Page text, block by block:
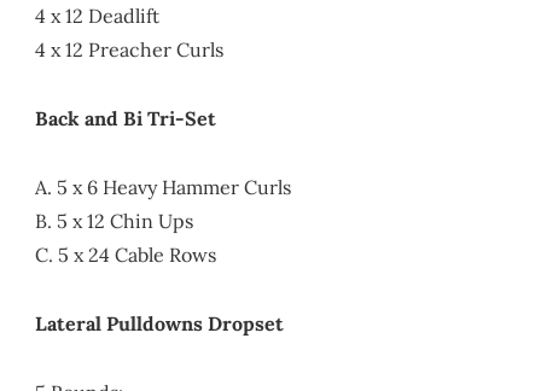
4 x 12 Deadlift
4 x 12 Preacher Curls
Back and Bi Tri-Set
A. 5 x 6 Heavy Hammer Curls
B. 5 x 12 Chin Ups
C. 5 x 24 Cable Rows
Lateral Pulldowns Dropset